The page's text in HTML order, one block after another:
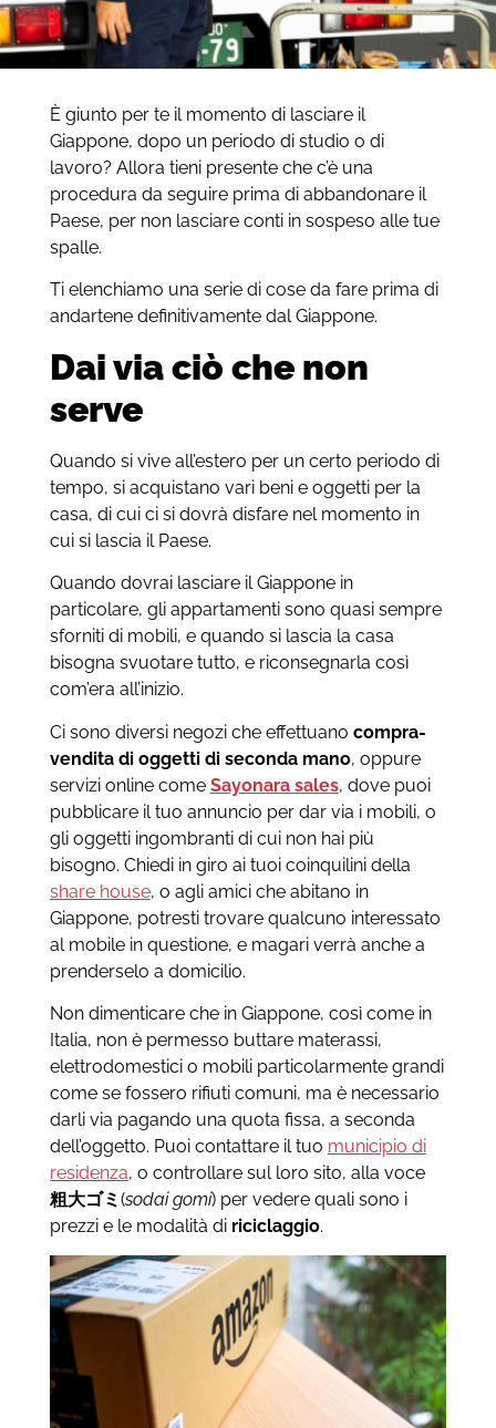
È giunto per te il momento di lasciare il
Giappone, dopo un periodo di studio o di
lavoro? Allora tieni presente che c’è una
procedura da seguire prima di abbandonare il
Paese, per non lasciare conti in sospeso alle tue
spalle.
Ti elenchiamo una serie di cose da fare prima di
andartene definitivamente dal Giappone.
Dai via ciò che non
serve
Quando si vive all’estero per un certo periodo di
tempo, si acquistano vari beni e oggetti per la
casa, di cui ci si dovrà disfare nel momento in
cui si lascia il Paese.
Quando dovrai lasciare il Giappone in
particolare, gli appartamenti sono quasi sempre
sforniti di mobili, e quando si lascia la casa
bisogna svuotare tutto, e riconsegnarla così
com’era all’inizio.
Ci sono diversi negozi che effettuano compra-
vendita di oggetti di seconda mano, oppure
servizi online come Sayonara sales, dove puoi
pubblicare il tuo annuncio per dar via i mobili, o
gli oggetti ingombranti di cui non hai più
bisogno. Chiedi in giro ai tuoi coinquilini della
share house, o agli amici che abitano in
Giappone, potresti trovare qualcuno interessato
al mobile in questione, e magari verrà anche a
prenderselo a domicilio.
Non dimenticare che in Giappone, così come in
Italia, non è permesso buttare materassi,
elettrodomestici o mobili particolarmente grandi
come se fossero rifiuti comuni, ma è necessario
darli via pagando una quota fissa, a seconda
dell’oggetto. Puoi contattare il tuo municipio di
residenza, o controllare sul loro sito, alla voce
粗大ゴミ(sodai gomi) per vedere quali sono i
prezzi e le modalità di riciclaggio.